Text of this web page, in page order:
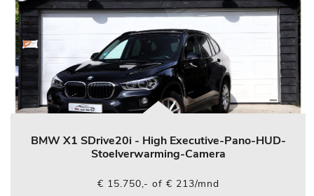
BMW X1 SDrive20i - High Executive-Pano-HUD-
Stoelverwarming-Camera
€ 15.750,- of € 213/mnd